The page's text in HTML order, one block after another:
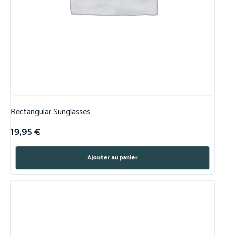
Rectangular Sunglasses
19,95 €
Ajouter au panier